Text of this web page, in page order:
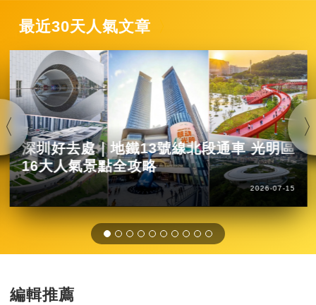
最近30天人氣文章
深圳好去處｜地鐵13號線北段通車 光明區
16大人氣景點全攻略
2026-07-15
編輯推薦